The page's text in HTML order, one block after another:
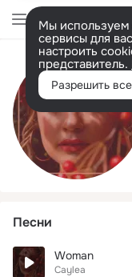
Мы используем
сервисы для
настроить
представитель.
Разрешить все
Песни
Woman
Caylea